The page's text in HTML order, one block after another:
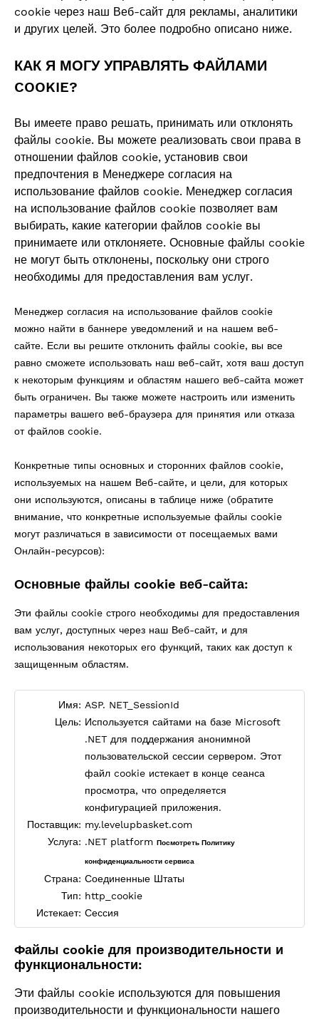
cookie через наш Веб-сайт для рекламы, аналитики
и других целей. Это более подробно описано ниже.
КАК Я МОГУ УПРАВЛЯТЬ ФАЙЛАМИ
COOKIE?
Вы имеете право решать, принимать или отклонять
файлы cookie. Вы можете реализовать свои права в
отношении файлов cookie, установив свои
предпочтения в Менеджере согласия на
использование файлов cookie. Менеджер согласия
на использование файлов cookie позволяет вам
выбирать, какие категории файлов cookie вы
принимаете или отклоняете. Основные файлы cookie
не могут быть отклонены, поскольку они строго
необходимы для предоставления вам услуг.
Менеджер согласия на использование файлов cookie
можно найти в баннере уведомлений и на нашем веб-
сайте. Если вы решите отклонить файлы cookie, вы все
равно сможете использовать наш веб-сайт, хотя ваш доступ
к некоторым функциям и областям нашего веб-сайта может
быть ограничен. Вы также можете настроить или изменить
параметры вашего веб-браузера для принятия или отказа
от файлов cookie.
Конкретные типы основных и сторонних файлов cookie,
используемых на нашем Веб-сайте, и цели, для которых
они используются, описаны в таблице ниже (обратите
внимание, что конкретные используемые файлы cookie
могут различаться в зависимости от посещаемых вами
Онлайн-ресурсов):
Основные файлы cookie веб-сайта:
Эти файлы cookie строго необходимы для предоставления
вам услуг, доступных через наш Веб-сайт, и для
использования некоторых его функций, таких как доступ к
защищенным областям.
Имя: ASP. NET_SessionId
Цель: Используется сайтами на базе Microsoft
.NET для поддержания анонимной
пользовательской сессии сервером. Этот
файл cookie истекает в конце сеанса
просмотра, что определяется
конфигурацией приложения.
Поставщик: my.levelupbasket.com
Услуга: .NET platform Посмотреть Политику
конфиденциальности сервиса
Страна: Соединенные Штаты
Тип: http_cookie
Истекает: Сессия
Файлы cookie для производительности и
функциональности:
Эти файлы cookie используются для повышения
производительности и функциональности нашего